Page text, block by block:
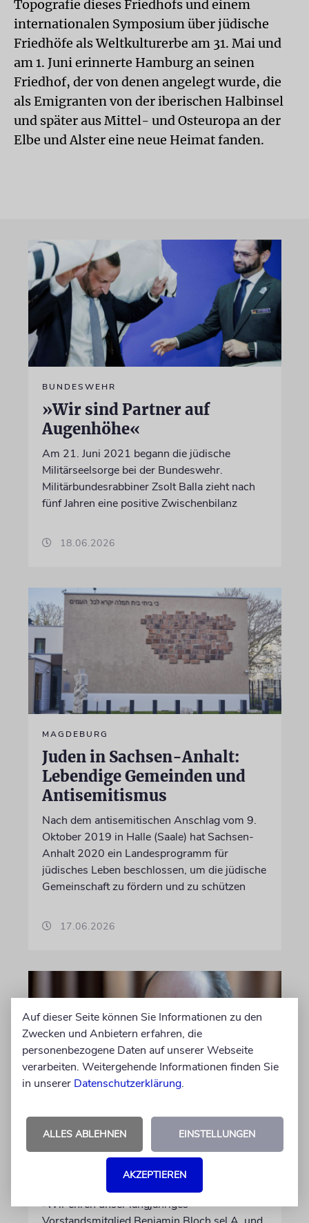
Topografie dieses Friedhofs und einem
internationalen Symposium über jüdische
Friedhöfe als Weltkulturerbe am 31. Mai und
am 1. Juni erinnerte Hamburg an seinen
Friedhof, der von denen angelegt wurde, die
als Emigranten von der iberischen Halbinsel
und später aus Mittel- und Osteuropa an der
Elbe und Alster eine neue Heimat fanden.
BUNDESWEHR
»Wir sind Partner auf
Augenhöhe«
Am 21. Juni 2021 begann die jüdische
Militärseelsorge bei der Bundeswehr.
Militärbundesrabbiner Zsolt Balla zieht nach
fünf Jahren eine positive Zwischenbilanz
18.06.2026
MAGDEBURG
Juden in Sachsen-Anhalt:
Lebendige Gemeinden und
Antisemitismus
Nach dem antisemitischen Anschlag vom 9.
Oktober 2019 in Halle (Saale) hat Sachsen-
Anhalt 2020 ein Landesprogramm für
jüdisches Leben beschlossen, um die jüdische
Gemeinschaft zu fördern und zu schützen
17.06.2026
FRANKFURT AM MAIN
Jüdische Gemeinde zeichnet
Jugendengagement mit
Beni-Bloch-Preis aus
»Wir ehren unser langjähriges
Auf dieser Seite können Sie Informationen zu den
Zwecken und Anbietern erfahren, die
personenbezogene Daten auf unserer Webseite
verarbeiten. Weitergehende Informationen finden Sie
in unserer Datenschutzerklärung.
ALLES ABLEHNEN EINSTELLUNGEN
AKZEPTIEREN